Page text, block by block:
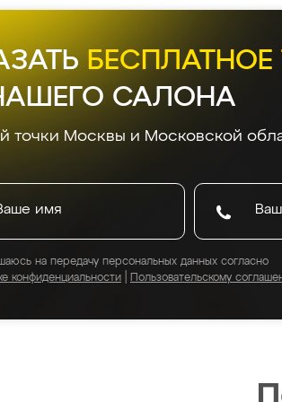
БЕСПЛАТНОЕ
САЛОНА
точки Москвы и Московской
на передачу персональных данных согласно
конфиденциальности
Пользовательскому